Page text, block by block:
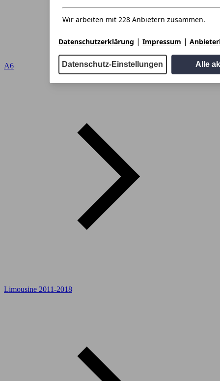
A6
Limousine 2011-2018
Wir arbeiten mit 228 Anbietern zusammen.
Datenschutzerklärung | Impressum |
Datenschutz-Einstellungen Alle